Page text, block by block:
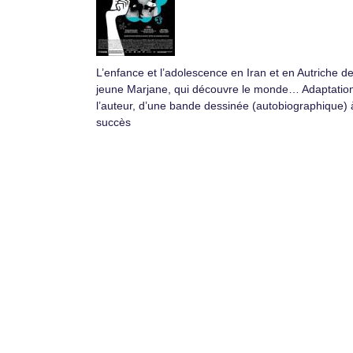
L’enfance et l’adolescence en Iran et en Autriche
jeune Marjane, qui découvre le monde…
l’auteur, d’une bande dessinée (autobiographique)
succès